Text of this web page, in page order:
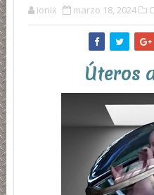
ionix marzo 18, 2024
Úteros